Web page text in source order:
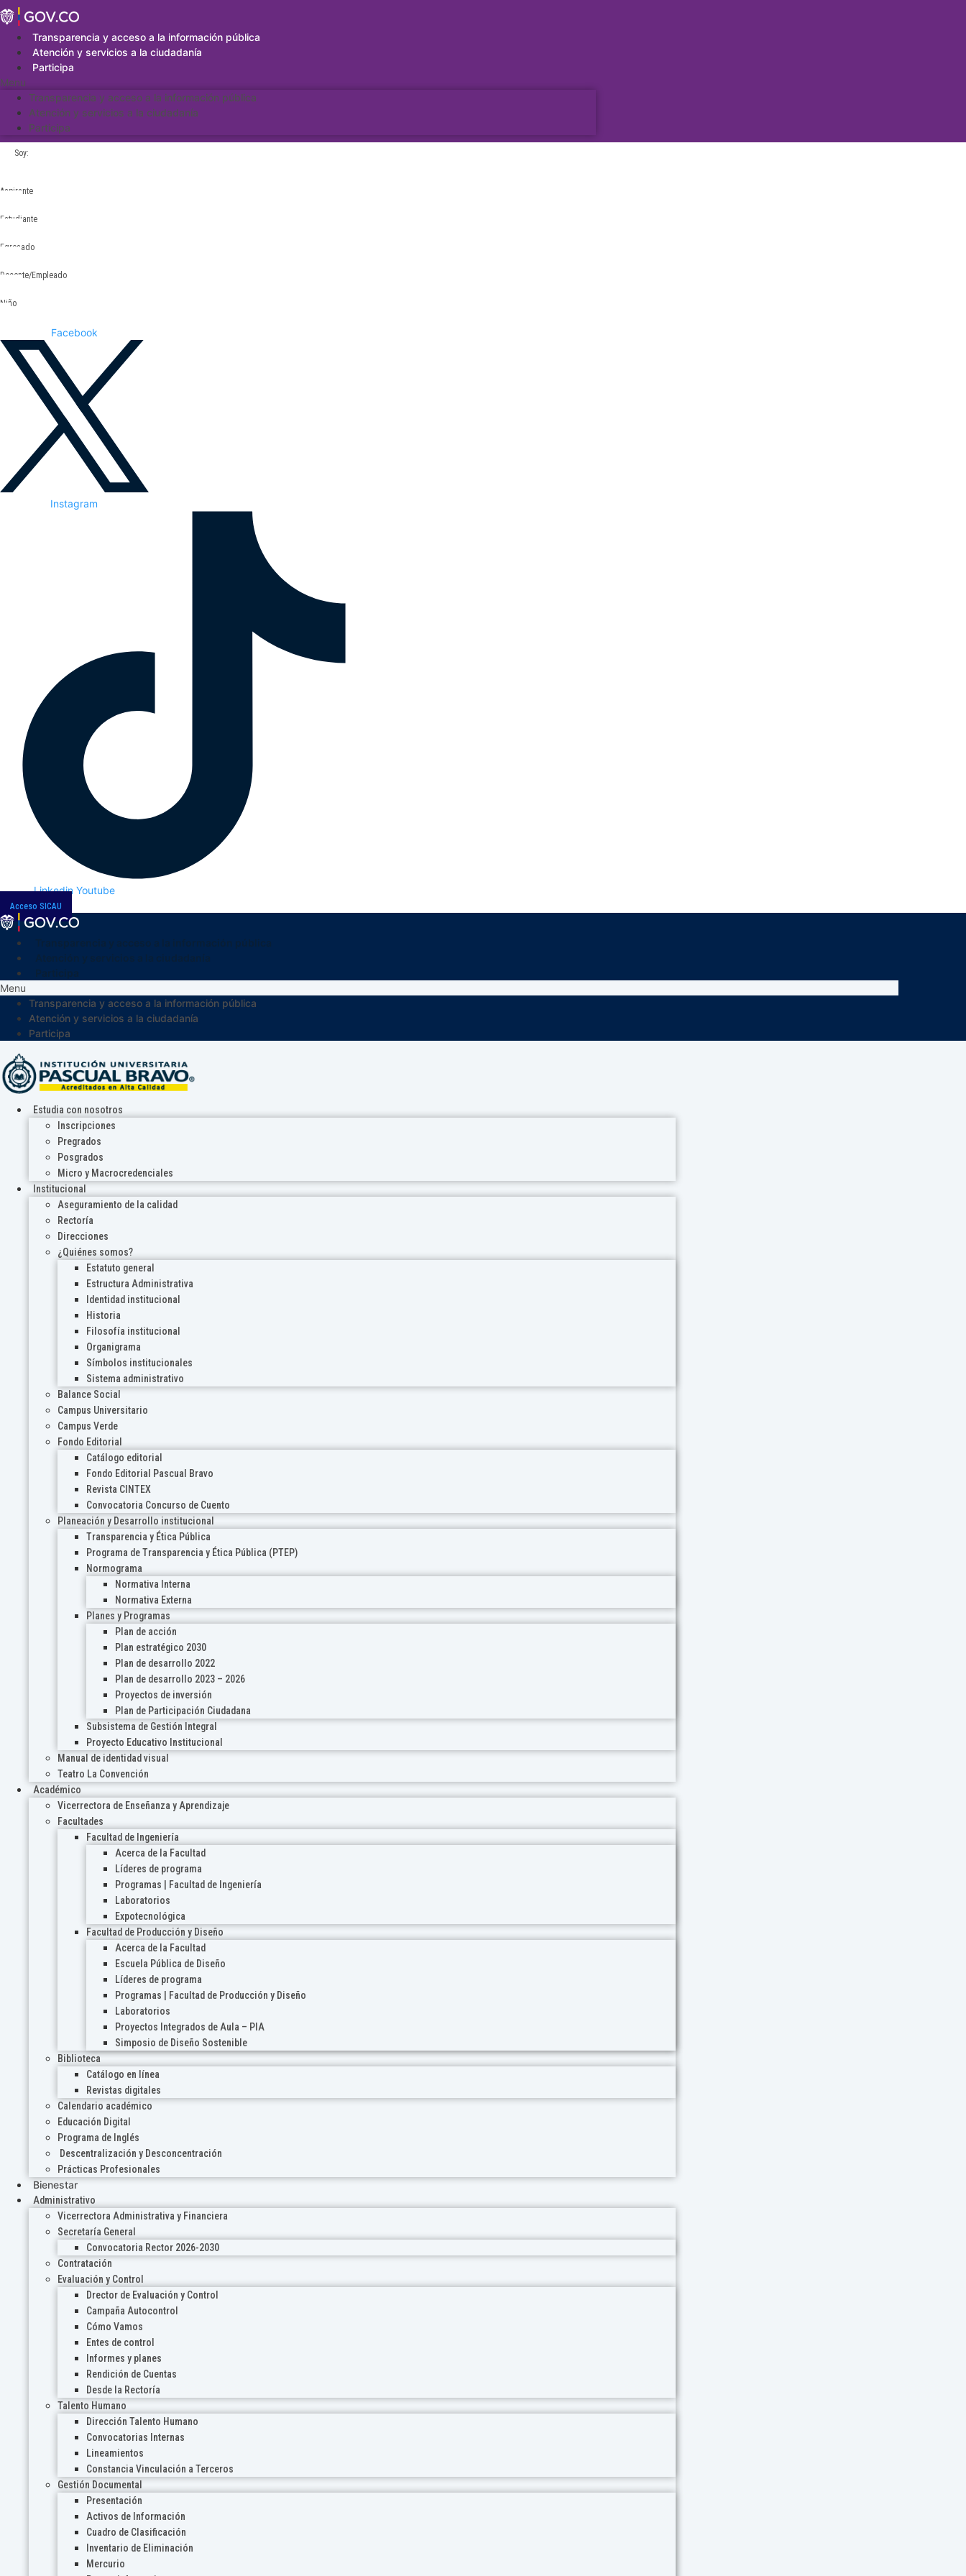
Saltar
al
contenidoTransparencia y acceso a la información pública
Atención y servicios a la ciudadanía
Participa
Menu
Transparencia y acceso a la información pública
Atención y servicios a la ciudadanía
Participa
Soy:
Aspirante
Estudiante
Egresado
Docente/Empleado
Niño
Facebook
Instagram
Linkedin Youtube
Acceso SICAU
Menu
Transparencia y acceso a la información pública
Atención y servicios a la ciudadanía
Participa
Estudia con nosotros
Inscripciones
Pregrados
Posgrados
Micro y Macrocredenciales
Institucional
Aseguramiento de la calidad
Rectoría
Direcciones
¿Quiénes somos?
Estatuto general
Estructura Administrativa
Identidad institucional
Historia
Filosofía institucional
Organigrama
Símbolos institucionales
Sistema administrativo
Balance Social
Campus Universitario
Campus Verde
Fondo Editorial
Catálogo editorial
Fondo Editorial Pascual Bravo
Revista CINTEX
Convocatoria Concurso de Cuento
Planeación y Desarrollo institucional
Transparencia y Ética Pública
Programa de Transparencia y Ética Pública (PTEP)
Normograma
Normativa Interna
Normativa Externa
Planes y Programas
Plan de acción
Plan estratégico 2030
Plan de desarrollo 2022
Plan de desarrollo 2023 – 2026
Proyectos de inversión
Plan de Participación Ciudadana
Subsistema de Gestión Integral
Proyecto Educativo Institucional
Manual de identidad visual
Teatro La Convención
Académico
Vicerrectora de Enseñanza y Aprendizaje
Facultades
Facultad de Ingeniería
Acerca de la Facultad
Líderes de programa
Programas | Facultad de Ingeniería
Laboratorios
Expotecnológica
Facultad de Producción y Diseño
Acerca de la Facultad
Escuela Pública de Diseño
Líderes de programa
Programas | Facultad de Producción y Diseño
Laboratorios
Proyectos Integrados de Aula – PIA
Simposio de Diseño Sostenible
Biblioteca
Catálogo en línea
Revistas digitales
Calendario académico
Educación Digital
Programa de Inglés
Descentralización y Desconcentración
Prácticas Profesionales
Bienestar
Administrativo
Vicerrectora Administrativa y Financiera
Secretaría General
Convocatoria Rector 2026-2030
Contratación
Evaluación y Control
Drector de Evaluación y Control
Campaña Autocontrol
Cómo Vamos
Entes de control
Informes y planes
Rendición de Cuentas
Desde la Rectoría
Talento Humano
Dirección Talento Humano
Convocatorias Internas
Lineamientos
Constancia Vinculación a Terceros
Gestión Documental
Presentación
Activos de Información
Cuadro de Clasificación
Inventario de Eliminación
Mercurio